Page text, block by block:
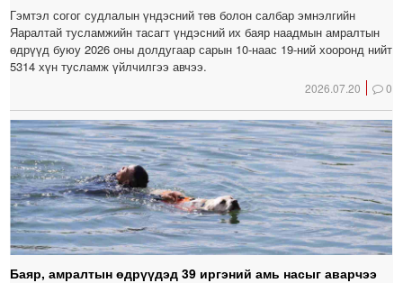
Гэмтэл согог судлалын үндэсний төв болон салбар эмнэлгийн
Яаралтай тусламжийн тасагт үндэсний их баяр наадмын амралтын
өдрүүд буюу 2026 оны долдугаар сарын 10-наас 19-ний хооронд нийт
5314 хүн тусламж үйлчилгээ авчээ.
2026.07.20 0
Баяр, амралтын өдрүүдэд 39 иргэний амь насыг аварчээ